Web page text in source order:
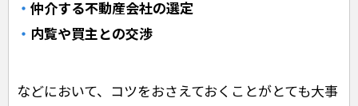
仲介する不動産会社の選定
内覧や買主との交渉
などにおいて、コツをおさえておくことがとても大事